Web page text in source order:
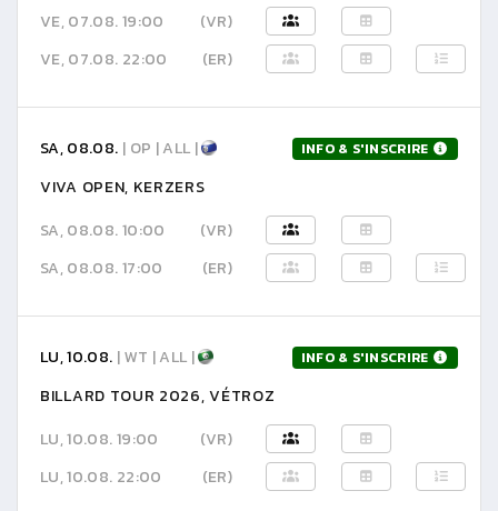
VE, 07.08. 19:00
(VR)
VE, 07.08. 22:00
(ER)
SA, 08.08. | OP | ALL | INFO & S'INSCRIRE
VIVA OPEN, KERZERS
SA, 08.08. 10:00
(VR)
SA, 08.08. 17:00
(ER)
LU, 10.08. | WT | ALL | INFO & S'INSCRIRE
BILLARD TOUR 2026, VÉTROZ
LU, 10.08. 19:00
(VR)
LU, 10.08. 22:00
(ER)